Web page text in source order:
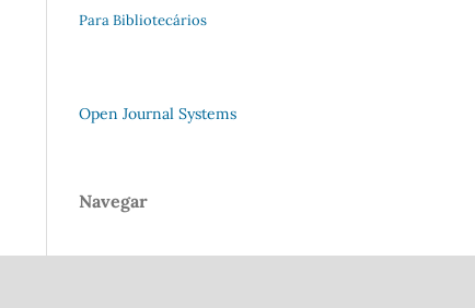
Para Bibliotecários
Open Journal Systems
Navegar